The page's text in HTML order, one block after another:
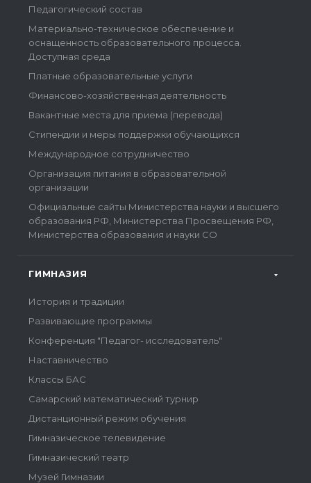
Педагогический состав
Материально-техническое обеспечение и
оснащенность образовательного процесса.
Доступная среда
Платные образовательные услуги
Финансово-хозяйственная деятельность
Вакантные места для приема (перевода)
Стипендии и меры поддержки обучающихся
Международное сотрудничество
Организация питания в образовательной
организации
Официальные сайты Министерства науки и высшего
образования РФ, Министерства Просвещения РФ,
Министерства образования и науки СО
ГИМНАЗИЯ
История и традиции
Развивающие программы
Конференция "Педагог- исследователь"
Наставничество
Классы БАС
Самарский математический турнир
Дистанционный режим обучения
Гимназическое телевидение
Гимназический театр
Музей Гимназии